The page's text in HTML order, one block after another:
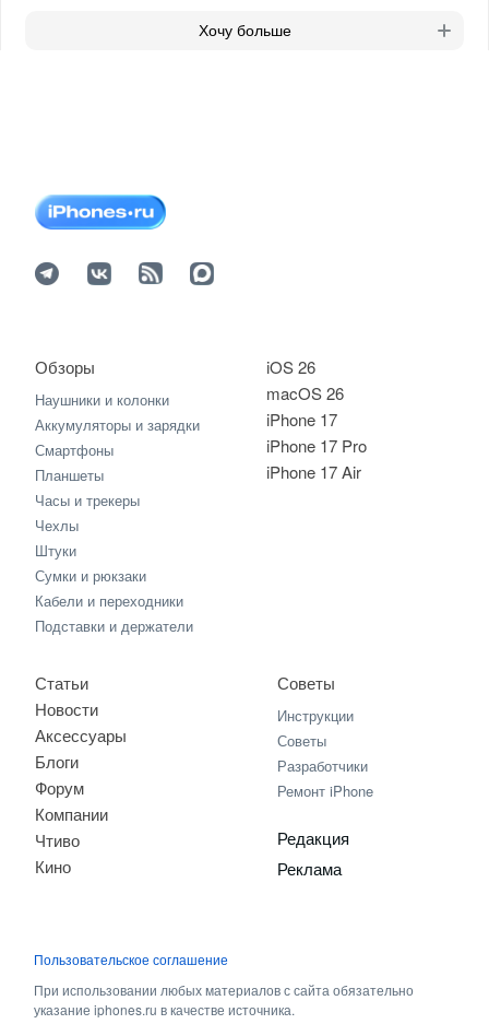
Хочу больше
iOS 26
macOS 26
iPhone 17
iPhone 17 Pro
iPhone 17 Air
Обзоры
Наушники и колонки
Аккумуляторы и зарядки
Смартфоны
Планшеты
Часы и трекеры
Чехлы
Штуки
Сумки и рюкзаки
Кабели и переходники
Подставки и держатели
Статьи
Новости
Аксессуары
Блоги
Форум
Компании
Чтиво
Кино
Советы
Инструкции
Советы
Разработчики
Ремонт iPhone
Редакция
Реклама
Пользовательское соглашение
При использовании любых материалов с сайта обязательно
указание iphones.ru в качестве источника.